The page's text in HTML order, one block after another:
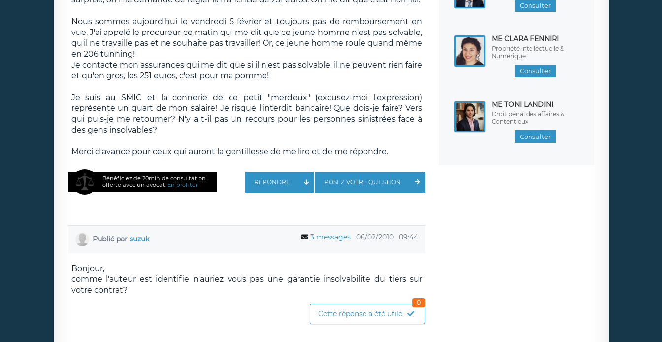
Nous sommes aujourd'hui le vendredi 5 février et toujours pas de remboursement en
vue. J'ai appelé le procureur ce matin qui me dit que ce jeune homme n'est pas solvable,
qu'il ne travaille pas et ne souhaite pas travailler! Or, ce jeune homme roule quand même
en 206 tunning!
Je contacte mon assurances qui me dit que si il n'est pas solvable, il ne peuvent rien faire
et qu'en gros, les 251 euros, c'est pour ma pomme!
Je suis au SMIC et la connerie de ce petit "merdeux" (excusez-moi l'expression)
représente un quart de mon salaire! Je risque l'interdit bancaire! Que dois-je faire? Vers
qui puis-je me retourner? N'y a t-il pas un recours pour les personnes sinistrées face à
des gens insolvables?
Merci d'avance pour ceux qui auront la gentillesse de me lire et de me répondre.
Bénéficiez de 20min de consultation
offerte avec un avocat. En profiter POSEZ VOTRE QUESTION
RÉPONDRE
Publié par suzuk 3 messages 06/02/2010 09:44
Bonjour,
comme l'auteur est identifie n'auriez vous pas une garantie insolvabilite du tiers sur
votre contrat?
Cette réponse a été utile
0
Consulter
ME CLARA FENNIRI
Propriété intellectuelle &
Numérique
Consulter
ME TONI LANDINI
Droit pénal des affaires &
Contentieux
Consulter